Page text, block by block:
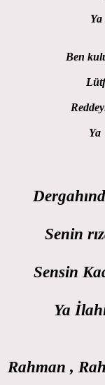
Ben
Ya
Senin
Sensin
Ya
Rahman ,